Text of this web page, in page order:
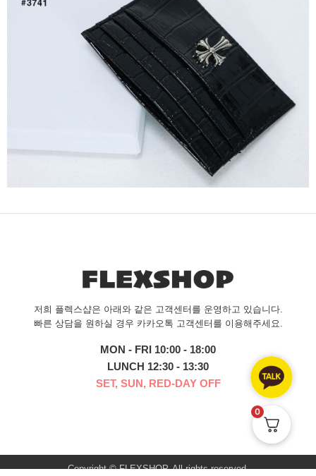
저희 플렉스샵은 아래와 같은 고객센터를 운영하고 있습니다.
빠른 상담을 원하실 경우 카카오톡 고객센터를 이용해주세요.
MON - FRI 10:00 - 18:00
LUNCH 12:30 - 13:30
SET, SUN, RED-DAY OFF
Copyright © FLEXSHOP. All rights reserved.
0